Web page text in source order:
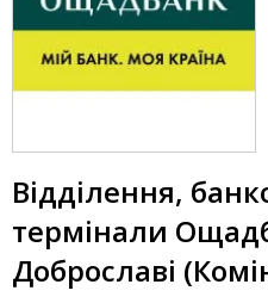
Відділення,
термінали
Доброславі